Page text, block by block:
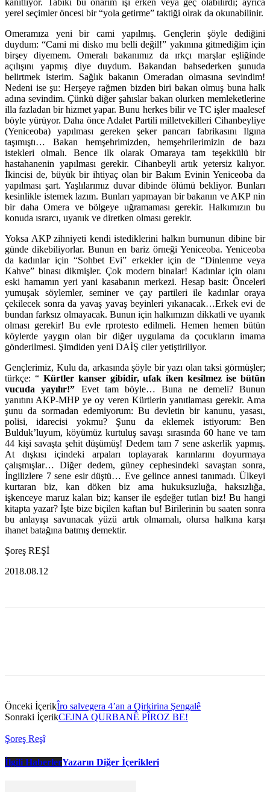
yerel seçimler öncesi bir “yola getirme” taktiği olrak da okunabilinir.
Omeramıza yeni bir cami yapılmış. Gençlerin şöyle dediğini
duydum: “Cami mi disko mu belli değil!” yakınına gitmediğim için
birşey diyemem. Omeralı bakanımız da ırkçı marşlar eşliğinde
açılışını yapmış diye duydum. Bakandan bahsederken şunuda
belirtmek isterim. Sağlık bakanın Omeradan olmasına sevindim!
Nedeni ise şu: Herşeye rağmen bizden biri bakan olmuş buna halk
adına sevindim. Çünkü diğer şahıslar bakan olurken memleketlerine
illa fazladan bir hizmet yapar. Bunu herkes bilir ve TC işler maalesef
böyle yürüyor. Daha önce Adalet Partili milletvekilleri Cihanbeyliye
(Yeniceoba) yapılması gereken şeker pancarı fabrikasını Ilgına
taşımıştı… Bakan hemşehrimizden, hemşehrilerimizin de bazı
istekleri olmalı. Bence ilk olarak Omaraya tam teşekkülü bir
hastahanenin yapılması gerekir. Cihanbeyli artık yetersiz kalıyor.
İkincisi de, büyük bir ihtiyaç olan bir Bakım Evinin Yeniceoba da
yapılması şart. Yaşlılarımız duvar dibinde ölümü bekliyor. Bunları
kesinlikle istemek lazım. Bunları yapmayan bir bakanın ve AKP nin
bir daha Omera ve bölgeye uğramaması gerekir. Halkımızın bu
konuda ısrarcı, uyanık ve diretken olması gerekir.
Yoksa AKP zihniyeti kendi istediklerini halkın burnunun dibine bir
günde dikebiliyorlar. Bunun en bariz örneği Yeniceoba. Yeniceoba
da kadınlar için “Sohbet Evi” erkekler için de “Dinlenme veya
Kahve” binası dikmişler. Çok modern binalar! Kadınlar için olanı
eski hamamın yeri yani kasabanın merkezi. Hesap basit: Önceleri
yumuşak söylemler, seminer ve çay partileri ile kadınlar oraya
çekilecek sonra da yavaş yavaş beyinleri yıkanacak…Erkek evi de
bundan farksız olmayacak. Bunun için halkımızın dikkatli ve uyanık
olması gerekir! Bu evle rprotesto edilmeli. Hemen hemen bütün
köylerde yaygın olan bir diğer uygulama da çocukların imama
gönderilmesi. Şimdiden yeni DAİŞ ciler yetiştiriliyor.
Gençlerimiz, Kulu da, arkasında şöyle bir yazı olan taksi görmüşler;
türkçe: “ Kürtler kanser gibidir, ufak iken kesilmez ise bütün
vucuda yayılır!” Evet tam böyle… Buna ne demeli? Bunun
yanıtını AKP-MHP ye oy veren Kürtlerin yanıtlaması gerekir. Ama
şunu da sormadan edemiyorum: Bu devletin bir kanunu, yasası,
polisi, idarecisi yokmu? Şunu da eklemek istiyorum: Ben
Bulduk’luyum, köyümüz kurtuluş savaşı sırasında 60 hane ve tam
44 kişi savaşta şehit düşümüş! Dedem tam 7 sene askerlik yapmış.
At dışkısı içindeki arpaları toplayarak karınlarını doyurmaya
çalışmışlar… Diğer dedem, güney cephesindeki savaştan sonra,
İngilizlere 7 sene esir düştü… Eve gelince annesi tanımadı. Ülkeyi
kurtaran biz, kan döken biz ama hukuksuzluğa, haksızlığa,
işkenceye maruz kalan biz; kanser ile eşdeğer tutlan biz! Bu hangi
kitapta yazar? İşte bize biçilen kaftan bu! Birilerinin bu saaten sonra
bu anlayışı savunacak yüzü artık olmamalı, olursa halkına karşı
ihanet batağına batmış demektir.
Şoreş REŞİ
2018.08.12
Önceki İçerikÎro salvegera 4’an a Qirkirina Şengalê
Sonraki İçerikCEJNA QURBANÊ PÎROZ BE!
Şoreş Reşî
İlgili HaberlerYazarın Diğer İçerikleri